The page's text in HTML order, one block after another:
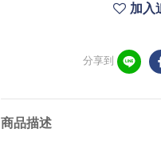
加入
分享到
商品描述